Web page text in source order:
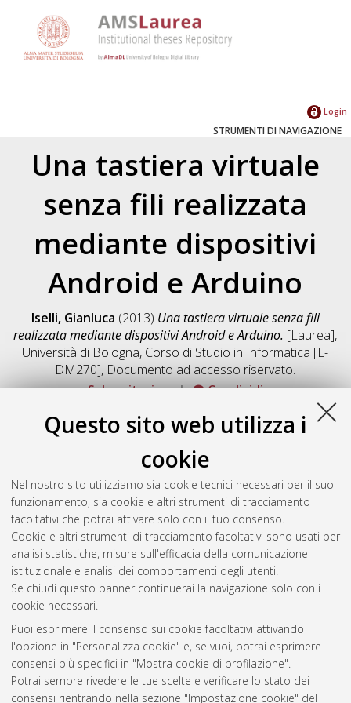
Questo sito web utilizza i
cookie
Nel nostro sito utilizziamo sia cookie tecnici necessari per il suo
funzionamento, sia cookie e altri strumenti di tracciamento
facoltativi che potrai attivare solo con il tuo consenso.
Cookie e altri strumenti di tracciamento facoltativi sono usati per
analisi statistiche, misure sull'efficacia della comunicazione
istituzionale e analisi dei comportamenti degli utenti.
Se chiudi questo banner continuerai la navigazione solo con i
cookie necessari.
Puoi esprimere il consenso sui cookie facoltativi attivando
l'opzione in "Personalizza cookie" e, se vuoi, potrai esprimere
consensi più specifici in "Mostra cookie di profilazione".
Potrai sempre rivedere le tue scelte e verificare lo stato dei
consensi rientrando nella sezione "Impostazione cookie" del
Login
STRUMENTI DI NAVIGAZIONE
Una tastiera virtuale
senza fili realizzata
mediante dispositivi
Android e Arduino
Iselli, Gianluca (2013) Una tastiera virtuale senza fili
realizzata mediante dispositivi Android e Arduino. [Laurea],
Università di Bologna, Corso di Studio in Informatica [L-
DM270], Documento ad accesso riservato.
Salva citazione
Condividi
Documenti full-text disponibili:
Documento PDF
Full-text non accessibile
Download (6MB)|Contatta l'autore
Altri metadati
Gestione del documento:
Atom
Rss 1.0
Rss 2.0